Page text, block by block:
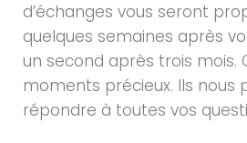
d’échanges vous seront
quelques semaines après
un second après trois mois.
moments précieux. Ils
répondre à toutes vos